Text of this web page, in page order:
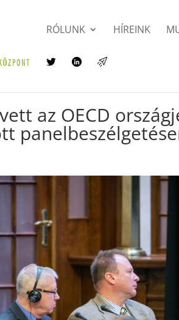
RÓLUNK HÍREINK
az OECD